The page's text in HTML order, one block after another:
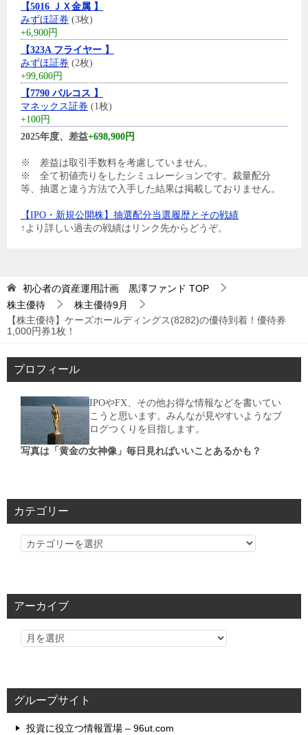
【5016 ＪＸ金属 】
みずほ証券 (3枚)
+6,900円
【323A フライヤー 】
みずほ証券 (2枚)
+99,600円
【7790 バルコス 】
マネックス証券 (1枚)
+100円
2025年度、差益+698,900円
※ 差益は取引手数料を考慮していません。
※ 全て初値売りをしたシミュレーションです。裁量配分
等、抽選と違う方法で入手した結果は掲載しておりません。
【IPO・新規公開株】抽選配分当選履歴とその戦績
↑より詳しい過去の戦績はリンク先からどうぞ。
初心者の資産運用計画 黒澤ファンド TOP
株主優待
株主優待9月
【株主優待】ケーズホールディングス(8282)の優待到着！優待券
1,000円券1枚！
プロフィール
IPOやFX、その他お得な情報などを書いてい
こうと思います。みんなが見やすいようなブ
ログつくりを目指します。
写真は「黄金の女神像」毎日見ればいいことあるかも？
カテゴリー
カ
リ
アーカイブ
グループサイト
投資に役立つ情報置場 – 96ut.com